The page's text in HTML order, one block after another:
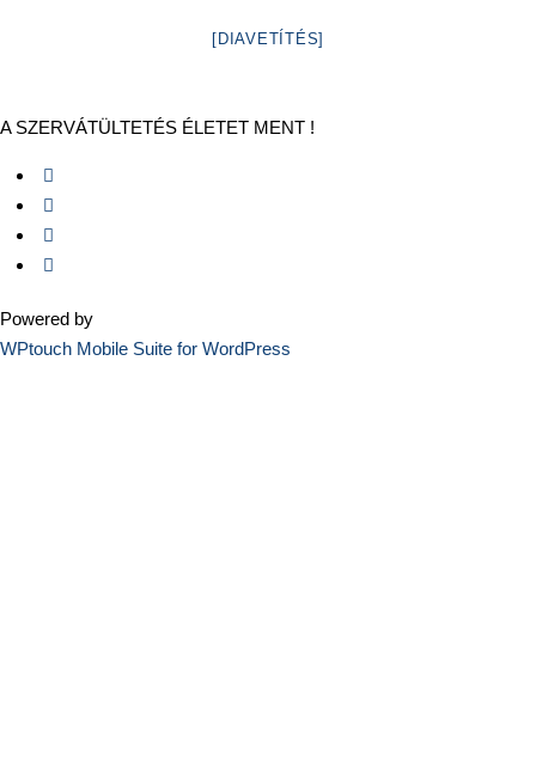
[DIAVETÍTÉS]
A SZERVÁTÜLTETÉS ÉLETET MENT !
Powered by
WPtouch Mobile Suite for WordPress